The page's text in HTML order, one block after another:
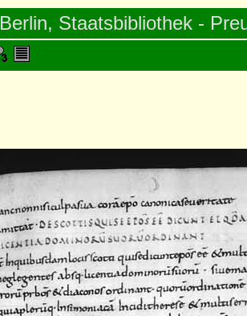
Berlin, Staatsbibliothek -